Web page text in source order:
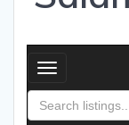
Toggle
navigation